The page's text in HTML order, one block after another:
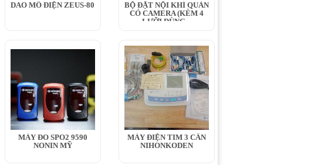
DAO MỔ ĐIỆN ZEUS-80
BỘ ĐẶT NỘI KHÍ QUẢN
CÓ CAMERA (KÈM 4
LƯỠI DÙNG...
MÁY ĐO SPO2 9590
NONIN MỸ
MÁY ĐIỆN TIM 3 CẦN
NIHONKODEN